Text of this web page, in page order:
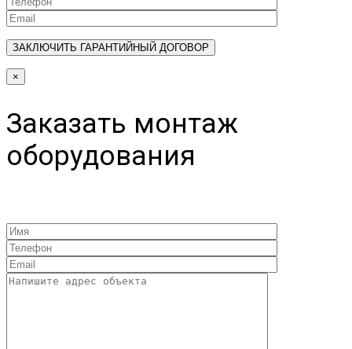
×
Заказать монтаж
оборудования